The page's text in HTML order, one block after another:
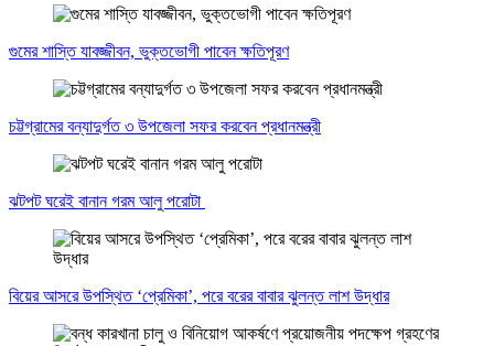
গুমের শাস্তি যাবজ্জীবন, ভুক্তভোগী পাবেন ক্ষতিপূরণ
চট্টগ্রামের বন্যাদুর্গত ৩ উপজেলা সফর করবেন প্রধানমন্ত্রী
ঝটপট ঘরেই বানান গরম আলু পরোটা
বিয়ের আসরে উপস্থিত ‘প্রেমিকা’, পরে বরের বাবার ঝুলন্ত লাশ উদ্ধার